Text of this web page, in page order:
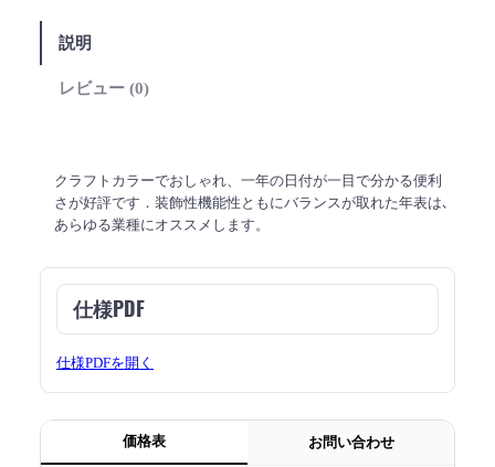
説明
レビュー (0)
クラフトカラーでおしゃれ、一年の日付が一目で分かる便利
さが好評です．装飾性機能性ともにバランスが取れた年表は､
あらゆる業種にオススメします。
仕様PDF
仕様PDFを開く
価格表 お問い合わせ